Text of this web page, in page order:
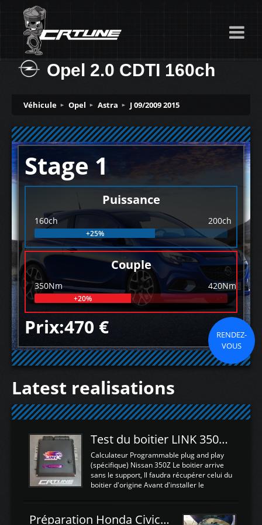
Opel 2.0 CDTI 160ch
Véhicule Opel Astra J 09/2009 2015
Stage 1
Puissance
160ch 200ch
+25%
Couple
350Nm 420Nm
+20%
Prix:470 €
RENDEZ-
VOUS
Latest realisations
Test du boitier LINK 350Z Plugin ECU
Calculateur Programmable plug and play
(spécifique) Nissan 350Z Le boitier arrive
sans le support, Il faudra récupérer celui du
boitier d'origine Avant d'installer le
d'envoyer l'information de la large bande
Préparation Honda Civic Type R FK2